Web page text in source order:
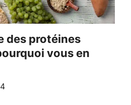
vous en